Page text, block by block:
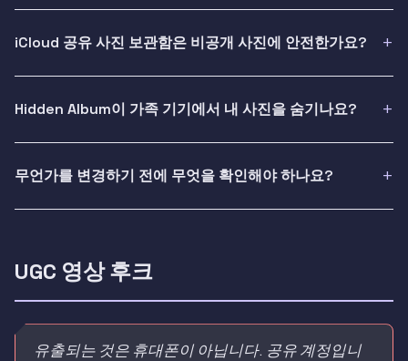
iCloud 공유 사진 보관함은 비공개 사진에 안전한가요?
Hidden Album이 가족 기기에서 내 사진을 숨기나요?
무언가를 변경하기 전에 무엇을 확인해야 하나요?
UGC 영상 후크
유출되는 것은 휴대폰이 아닙니다. 공유 계정입니